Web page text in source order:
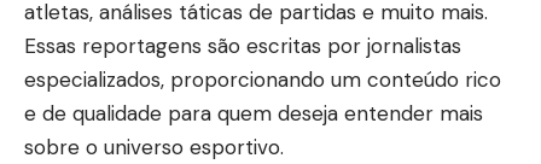
atletas, análises táticas de partidas e muito mais.
Essas reportagens são escritas por jornalistas
especializados, proporcionando um conteúdo rico
e de qualidade para quem deseja entender mais
sobre o universo esportivo.